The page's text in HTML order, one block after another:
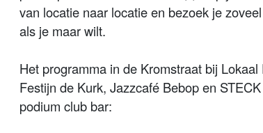
van locatie naar locatie en bezoek je
als je maar wilt.
Het programma in de Kromstraat bij Lokaal
Festijn de Kurk, Jazzcafé Bebop en STECK
podium club bar: